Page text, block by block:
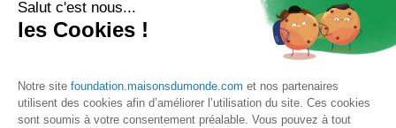
Salut c'est nous...
les Cookies !
Notre site foundation.maisonsdumonde.com et nos partenaires
utilisent des cookies afin d’améliorer l’utilisation du site. Ces cookies
sont soumis à votre consentement préalable. Vous pouvez à tout